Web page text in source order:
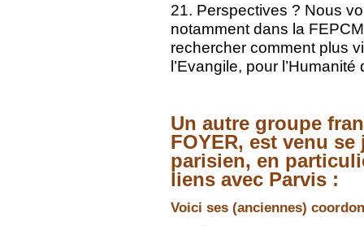
21. Perspectives ? Nous
notamment dans la
rechercher comment plus
l’Evangile, pour l’Humanité
Un autre groupe
FOYER, est venu
parisien, en
liens avec Parvis :
Voici ses (anciennes)